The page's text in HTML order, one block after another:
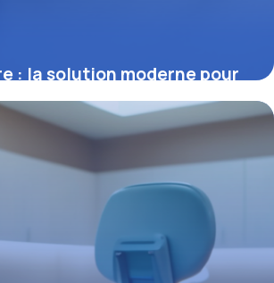
: la solution moderne pour
dent fissurée ou cariée